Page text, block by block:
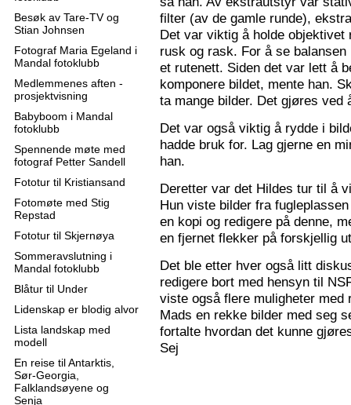
Besøk av Tare-TV og
Stian Johnsen
Fotograf Maria Egeland i
Mandal fotoklubb
Medlemmenes aften -
prosjektvisning
Babyboom i Mandal
fotoklubb
Spennende møte med
fotograf Petter Sandell
Fototur til Kristiansand
Fotomøte med Stig
Repstad
Fototur til Skjernøya
Sommeravslutning i
Mandal fotoklubb
Blåtur til Under
Lidenskap er blodig alvor
Lista landskap med
modell
En reise til Antarktis,
Sør-Georgia,
Falklandsøyene og
Senja
filter (av de gamle runde),
Det var viktig å holde
rusk og rask. For å se
et rutenett. Siden det var lett å
komponere bildet, mente han.
ta mange bilder. Det gjøres ved
Det var også viktig å rydde i
hadde bruk for. Lag gjerne en
han.
Deretter var det Hildes tur til å
Hun viste bilder fra
en kopi og redigere på denne,
en fjernet flekker på forskjellig
Det ble etter hver også litt
redigere bort med hensyn til
viste også flere muligheter
Mads en rekke bilder med seg
fortalte hvordan det kunne
Sej